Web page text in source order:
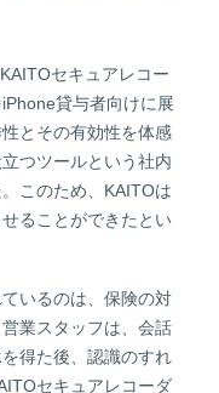
セキュアレコー
貸与者向けに展
とその有効性を体感
つツールという社内
このため、KAITOは
ることができたとい
いるのは、保険の対
業スタッフは、会話
得た後、認識のすれ
セキュアレコーダ